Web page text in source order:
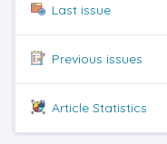
Last issue
Previous issues
Article Statistics